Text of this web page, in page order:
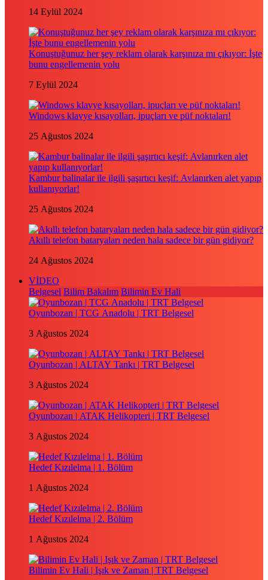
14 Eylül 2024
Konuştuğunuz her şey reklam olarak karşınıza mı çıkıyor: İşte
bunu engellemenin yolu
7 Eylül 2024
Windows klavye kısayolları, ipuçları ve püf noktaları!
25 Ağustos 2024
Kambur balinalar ile ilgili şaşırtıcı keşif: Avlanırken alet yapıp
kullanıyorlar!
25 Ağustos 2024
Akıllı telefon bataryaları neden hala sadece bir gün gidiyor?
24 Ağustos 2024
VİDEO
Belgesel Bilim Bakalım Bilimin Ev Hali
Oyunbozan | TCG Anadolu | TRT Belgesel
3 Ağustos 2024
Oyunbozan | ALTAY Tankı | TRT Belgesel
3 Ağustos 2024
Oyunbozan | ATAK Helikopteri | TRT Belgesel
3 Ağustos 2024
Hedef Kızılelma | 1. Bölüm
1 Ağustos 2024
Hedef Kızılelma | 2. Bölüm
1 Ağustos 2024
Bilimin Ev Hali | Işık ve Zaman | TRT Belgesel